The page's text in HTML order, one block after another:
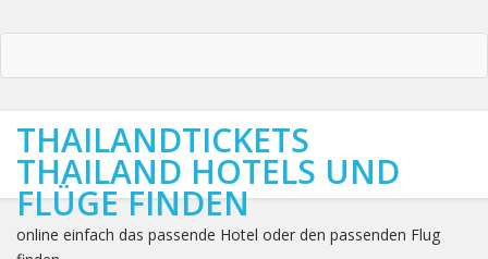
THAILANDTICKETS
THAILAND HOTELS UND
FLÜGE FINDEN
online einfach das passende Hotel oder den passenden Flug